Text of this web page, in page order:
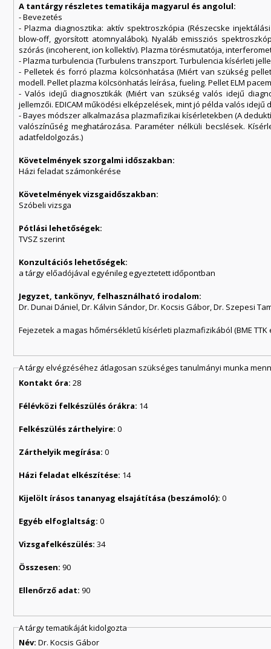
A tantárgy részletes tematikája magyarul és angolul:
- Bevezetés
- Plazma diagnosztika: aktív spektroszkópia (Részecske
blow-off, gyorsított atomnyalábok). Nyaláb emissziós
szórás (incoherent, ion kollektív). Plazma törésmutatója,
- Plazma turbulencia (Turbulens transzport. Turbulencia kísérleti
- Pelletek és forró plazma kölcsönhatása (Miért van szükség
modell. Pellet plazma kölcsönhatás leírása, fueling. Pellet ELM
- Valós idejű diagnosztikák (Miért van szükség valós idejű
jellemzői. EDICAM működési elképzelések, mint jó példa valós idejű
- Bayes módszer alkalmazása plazmafizikai kísérletekben (A
valószínűség meghatározása. Paraméter nélküli becslések.
adatfeldolgozás.)
Követelmények szorgalmi időszakban:
Házi feladat számonkérése
Követelmények vizsgaidőszakban:
Szóbeli vizsga
Pótlási lehetőségek:
TVSZ szerint
Konzultációs lehetőségek:
a tárgy előadójával egyénileg egyeztetett időpontban
Jegyzet, tankönyv, felhasználható irodalom:
Dr. Dunai Dániel, Dr. Kálvin Sándor, Dr. Kocsis Gábor, Dr. Szepesi
Fejezetek a magas hőmérsékletű kísérleti plazmafizikából (BME TTK
A tárgy elvégzéséhez átlagosan szükséges tanulmányi munka
Kontakt óra:28
Félévközi felkészülés órákra: 14
Felkészülés zárthelyire:0
Zárthelyik megírása:0
Házi feladat elkészítése: 14
Kijelölt írásos tananyag elsajátítása (beszámoló):0
Egyéb elfoglaltság:0
Vizsgafelkészülés:34
Összesen:90
Ellenőrző adat:90
A tárgy tematikáját kidolgozta
Név:Dr. Kocsis Gábor